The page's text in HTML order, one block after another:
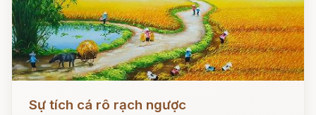
Sự tích cá rô rạch ngược